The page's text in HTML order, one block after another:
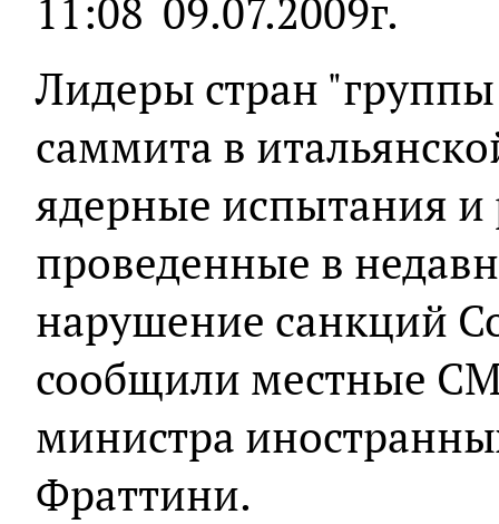
11:08 09.07.2009г.
Лидеры стран
саммита в
ядерные испытания и
проведенные в
нарушение санкций
сообщили местные
министра
Фраттини.